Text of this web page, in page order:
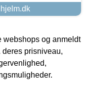
og anmeldt
deres prisniveau,